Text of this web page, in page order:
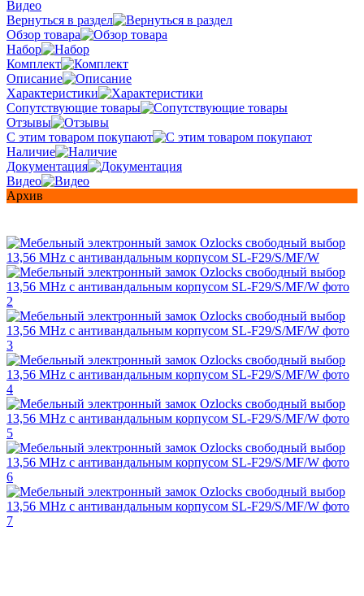
Видео
Вернуться в раздел
Обзор товара
Набор
Комплект
Описание
Характеристики
Сопутствующие товары
Отзывы
С этим товаром покупают
Наличие
Документация
Видео
Архив